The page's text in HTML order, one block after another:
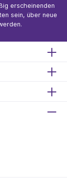
erscheinenden
sein, über neue